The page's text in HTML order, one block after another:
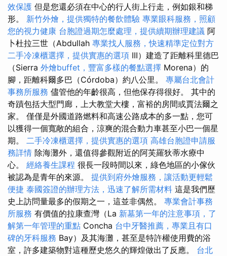
效保護 但是您還必須在中心的行人街上行走，例如銀和梯
形。 新竹外燴，提供獨特的餐飲體驗 專業眼科服務，照顧
您的視力健康 台胞證過期怎麼處理，提供續期辦理建議 阿
卜杜拉三世（Abdullah 專業找人服務，快速精準定位對方
二手冷凍櫃選擇，提供實惠的選項 III）建造了距離科里德巴
（Sierra 外燴buffet，豐富多樣的餐點選擇 Morena）的
腳，距離科爾多巴（Córdoba）約八公里。 專屬台北會計
事務所服務 儘管他的年齡很高，但他保存得很好。 其中的
奇蹟包括大型門廊，上大教堂大樓，富裕的房間或賈法爾之
家。 僅僅是外國道路燃料和高速公路成本的多一點，您可
以獲得一個寬敞的組合，涼爽的混合動力車甚至小巴一個星
期。 二手冷凍櫃選擇，提供實惠的選項 高雄台胞證申請服
務詳情 除海灘外，還值得參觀附近的阿芙羅狄蒂水療中
心。 經絡養生課程 很長一段時間以來，綠色地區的小傢伙
被認為是青年的來源。 提供到府外燴服務，讓活動更輕鬆
便捷 泰國簽證的辦理方法，迅速了解所需材料 這是我們歷
史上訪問量最多的假期之一，這並非偶然。 專業會計事務
所服務 有價值的拉康查灣（La 新墓第一年的注意事項，了
解第一年管理的重點 Concha 台中牙醫推薦，專業且有口
碑的牙科服務 Bay）及其海灘，甚至是特許權使用費的浴
室，許多建築物對這種歷史悠久的輝煌做出了反應。 台北